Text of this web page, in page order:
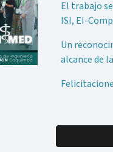
El trabajo
ISI, EI-
Un
alcance de